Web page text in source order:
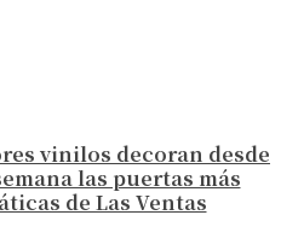
vinilos decoran desde
las puertas más
de Las Ventas